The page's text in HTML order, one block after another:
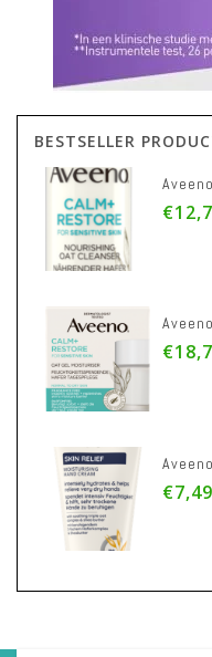
BESTSELLER
€12,74
€18,74
€7,49